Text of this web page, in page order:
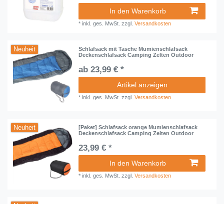
In den Warenkorb
*inkl. ges. MwSt. zzgl.Versandkosten
Neuheit
Schlafsack mit Tasche Mumienschlafsack
Deckenschlafsack Camping Zelten Outdoor
ab 23,99 € *
Artikel anzeigen
*inkl. ges. MwSt. zzgl.Versandkosten
Neuheit
[Paket] Schlafsack orange Mumienschlafsack
Deckenschlafsack Camping Zelten Outdoor
23,99 € *
In den Warenkorb
*inkl. ges. MwSt. zzgl.Versandkosten